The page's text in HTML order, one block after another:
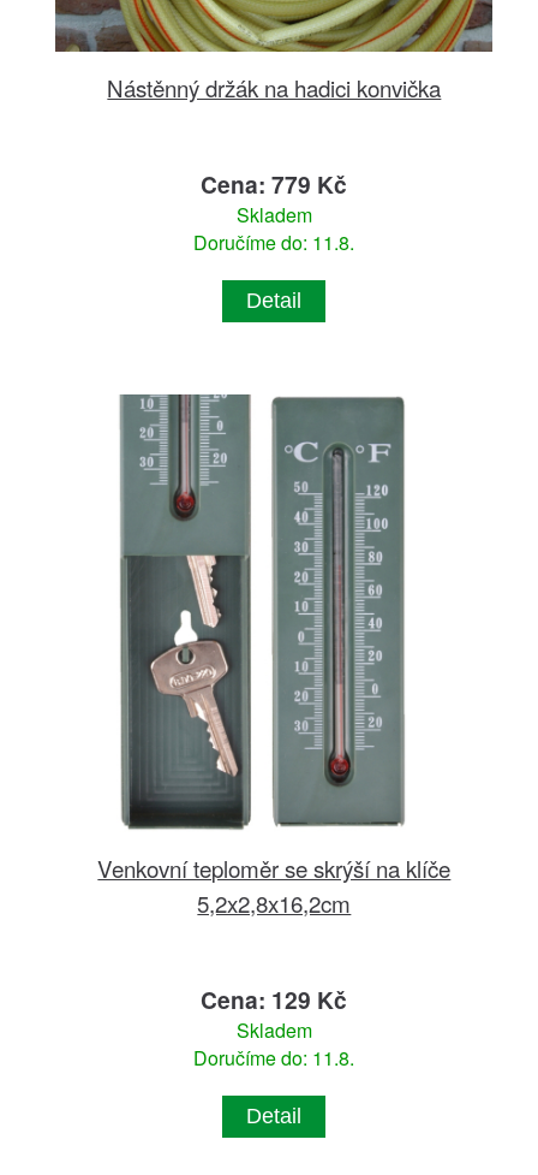
Nástěnný držák na hadici konvička
Cena: 779 Kč
Skladem
Doručíme do: 11.8.
Detail
Venkovní teploměr se skrýší na klíče
5,2x2,8x16,2cm
Cena: 129 Kč
Skladem
Doručíme do: 11.8.
Detail